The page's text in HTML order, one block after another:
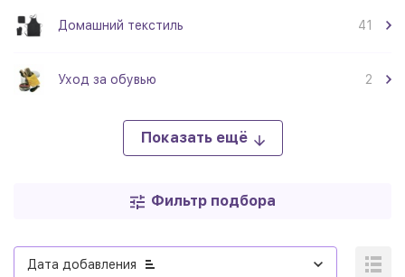
Домашний текстиль 41
Уход за обувью 2
Показать ещё
Фильтр подбора
Дата добавления